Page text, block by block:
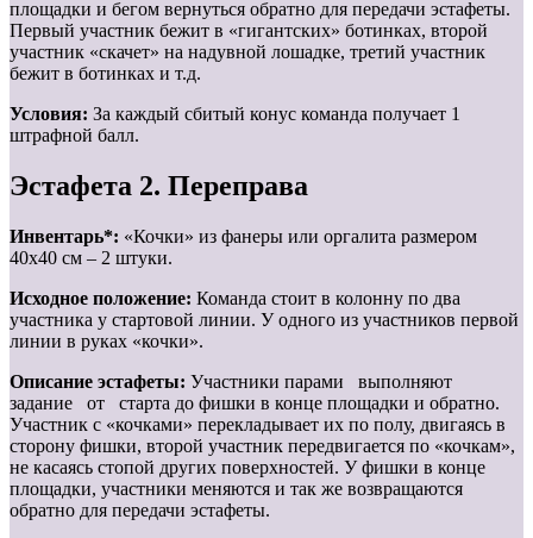
площадки и бегом вернуться обратно для передачи эстафеты.
Первый участник бежит в «гигантских» ботинках, второй
участник «скачет» на надувной лошадке, третий участник
бежит в ботинках и т.д.
Условия: За каждый сбитый конус команда получает 1
штрафной балл.
Эстафета 2. Переправа
Инвентарь*: «Кочки» из фанеры или оргалита размером
40х40 см – 2 штуки.
Исходное положение: Команда стоит в колонну по два
участника у стартовой линии. У одного из участников первой
линии в руках «кочки».
Описание эстафеты: Участники парами выполняют
задание от старта до фишки в конце площадки и обратно.
Участник с «кочками» перекладывает их по полу, двигаясь в
сторону фишки, второй участник передвигается по «кочкам»,
не касаясь стопой других поверхностей. У фишки в конце
площадки, участники меняются и так же возвращаются
обратно для передачи эстафеты.